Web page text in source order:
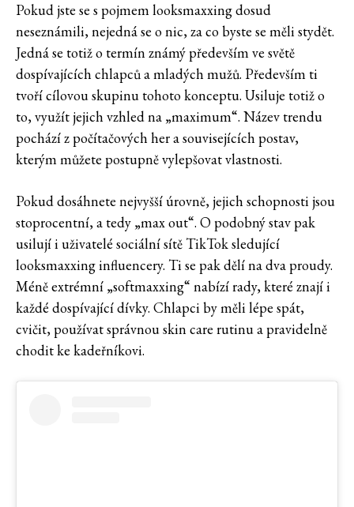
Pokud jste se s pojmem looksmaxxing dosud
neseznámili, nejedná se o nic, za co byste se měli stydět.
Jedná se totiž o termín známý především ve světě
dospívajících chlapců a mladých mužů. Především ti
tvoří cílovou skupinu tohoto konceptu. Usiluje totiž o
to, využít jejich vzhled na „maximum“. Název trendu
pochází z počítačových her a souvisejících postav,
kterým můžete postupně vylepšovat vlastnosti.
Pokud dosáhnete nejvyšší úrovně, jejich schopnosti jsou
stoprocentní, a tedy „max out“. O podobný stav pak
usilují i uživatelé sociální sítě TikTok sledující
looksmaxxing influencery. Ti se pak dělí na dva proudy.
Méně extrémní „softmaxxing“ nabízí rady, které znají i
každé dospívající dívky. Chlapci by měli lépe spát,
cvičit, používat správnou skin care rutinu a pravidelně
chodit ke kadeřníkovi.